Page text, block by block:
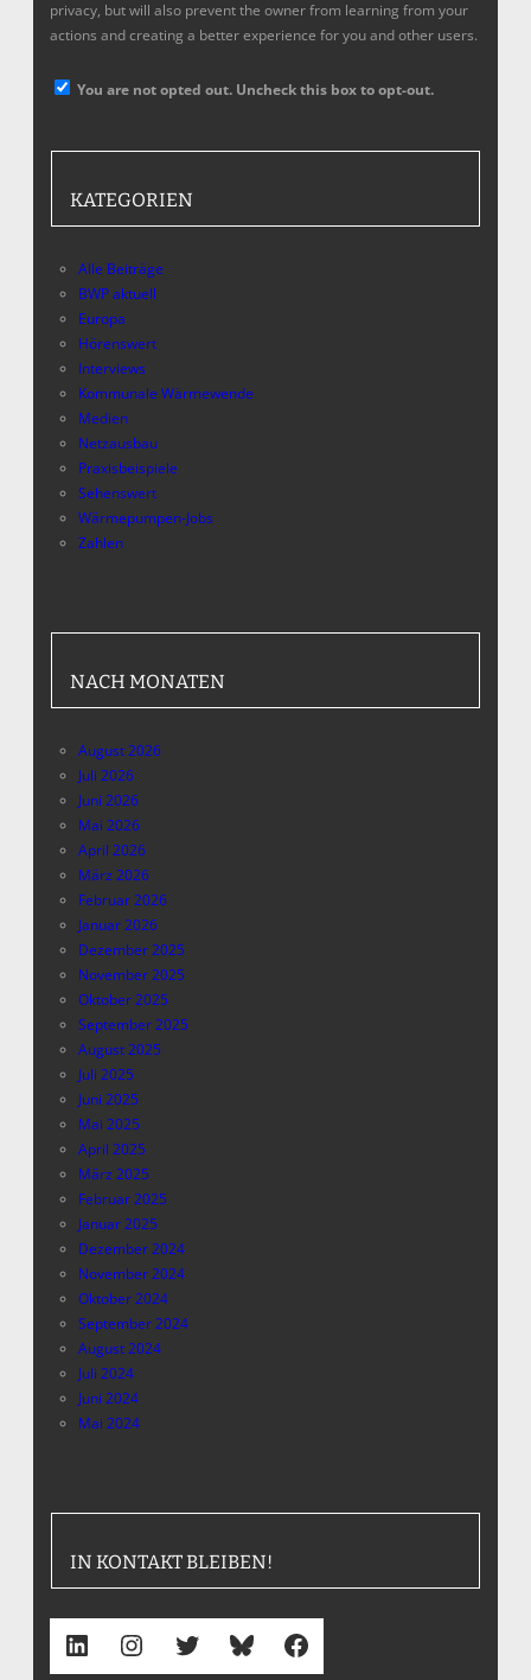
privacy, but will also prevent the owner from learning from your
actions and creating a better experience for you and other users.
You are not opted out. Uncheck this box to opt-out.
KATEGORIEN
Alle Beiträge
BWP aktuell
Europa
Hörenswert
Interviews
Kommunale Wärmewende
Medien
Netzausbau
Praxisbeispiele
Sehenswert
Wärmepumpen-Jobs
Zahlen
NACH MONATEN
August 2026
Juli 2026
Juni 2026
Mai 2026
April 2026
März 2026
Februar 2026
Januar 2026
Dezember 2025
November 2025
Oktober 2025
September 2025
August 2025
Juli 2025
Juni 2025
Mai 2025
April 2025
März 2025
Februar 2025
Januar 2025
Dezember 2024
November 2024
Oktober 2024
September 2024
August 2024
Juli 2024
Juni 2024
Mai 2024
IN KONTAKT BLEIBEN!
LinkedIn Instagram Twitter Bluesky Facebook